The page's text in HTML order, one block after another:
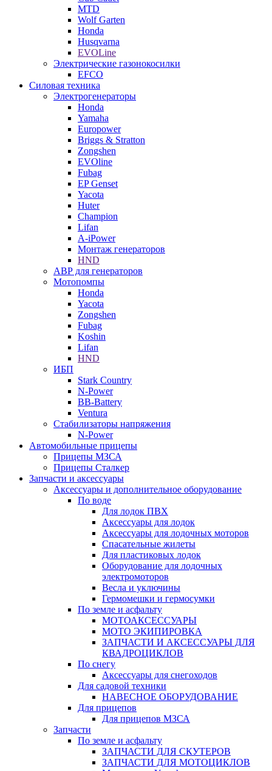
MTD
Wolf Garten
Honda
Husqvarna
EVOLine
Электрические газонокосилки
EFCO
Силовая техника
Электрогенераторы
Honda
Yamaha
Europower
Briggs & Stratton
Zongshen
EVOline
Fubag
EP Genset
Yacota
Huter
Champion
Lifan
A-iPower
Монтаж генераторов
HND
АВР для генераторов
Мотопомпы
Honda
Yacota
Zongshen
Fubag
Koshin
Lifan
HND
ИБП
Stark Country
N-Power
BB-Battery
Ventura
Стабилизаторы напряжения
N-Power
Автомобильные прицепы
Прицепы МЗСА
Прицепы Сталкер
Запчасти и аксессуары
Аксессуары и дополнительное оборудование
По воде
Для лодок ПВХ
Аксессуары для лодок
Аксессуары для лодочных моторов
Спасательные жилеты
Для пластиковых лодок
Оборудование для лодочных
электромоторов
Весла и уключины
Гермомешки и гермосумки
По земле и асфальту
МОТОАКСЕССУАРЫ
МОТО ЭКИПИРОВКА
ЗАПЧАСТИ И АКСЕССУАРЫ ДЛЯ
КВАДРОЦИКЛОВ
По снегу
Аксессуары для снегоходов
Для садовой техники
НАВЕСНОЕ ОБОРУДОВАНИЕ
Для прицепов
Для прицепов МЗСА
Запчасти
По земле и асфальту
ЗАПЧАСТИ ДЛЯ СКУТЕРОВ
ЗАПЧАСТИ ДЛЯ МОТОЦИКЛОВ